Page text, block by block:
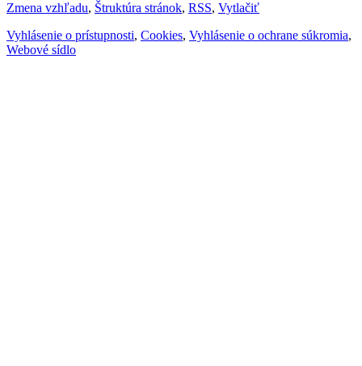
Zmena vzhľadu, Štruktúra stránok, RSS, Vytlačiť
Vyhlásenie o prístupnosti, Cookies, Vyhlásenie o ochrane súkromia,
Webové sídlo